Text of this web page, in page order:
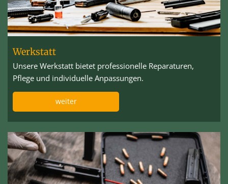
Werkstatt
Unsere Werkstatt bietet professionelle Reparaturen,
Pflege und individuelle Anpassungen.
weiter